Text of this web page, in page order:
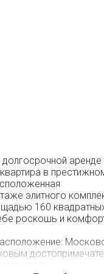
долгосрочной
в
элитного
160
роскошь и